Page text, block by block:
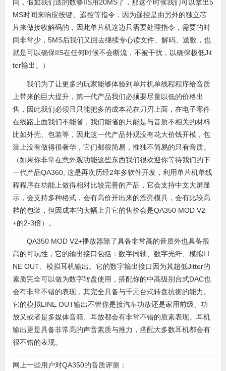
间，假如我们送的数够IIS用20MS了，那这个时候我们可以拿出5
MS时间来响应按键、遥控等指令，因为遥控是由另外的独立芯
片来做接收解码的，因此单片机这边只需要处理指令，需要的时
间非常少，5MS后我们又回去继续专心读文件、解码、送数，也
就是可以确保IIS在任何时候不会断流，不被干扰，以确保极低Jit
ter输出。）
我们为了让更多的玩家能够体验到单片机单线程程序给音质
上带来的巨大提升，第一代产品我们必须要尽量以低的价格出
售，因此我们必须且只能把多的成本花在刀刃上面，在电子零件
在线路上面我们不能省，我们能省的只能是与音质不相关的材料
比如外壳、包装等，因此这一代产品外观没有花大价钱开模，包
装上没有做得很奢华，它们都很简易，惟独不简易的只有音质。
（如果你非常在意外观功能这些东西我们很欢迎你等待我们的下
一代产品QA360, 这是再次历经2年多软件开发，利用单片机单线
程程序在功能上做得相对比较完善的产品，它会支持中文大屏显
示，会支持多种格式，会有高价开出来的漂亮模具，会有比较高
档的包装，但因成本的大幅上升它的售价会是QA350 MOD V2
+的2-3倍）。
QA350 MOD V2+播放器除了具备非常高的音质外也具备很
高的可玩性，它的输出接口包括：数字同轴、数字光纤、模拟LI
NE OUT、模拟耳机输出。它的数字输出接口因为其超低Jitter的
素质完全可以做为数字转盘使用，搭配你的中高级别台式DAC也
会有非常不错的表现，其完全具备与千元台式转盘抗衡的能力。
它的模拟LINE OUT输出不管你是接汽车功放还是家用前级、功
放又或者是多媒体音箱、耳放都会有非常不错的质素表现。耳机
输出更是具备非常高的声音素质与推力，搭配大多数耳机都会有
很不错的表现。
网上一些用户对QA350的音质评测：